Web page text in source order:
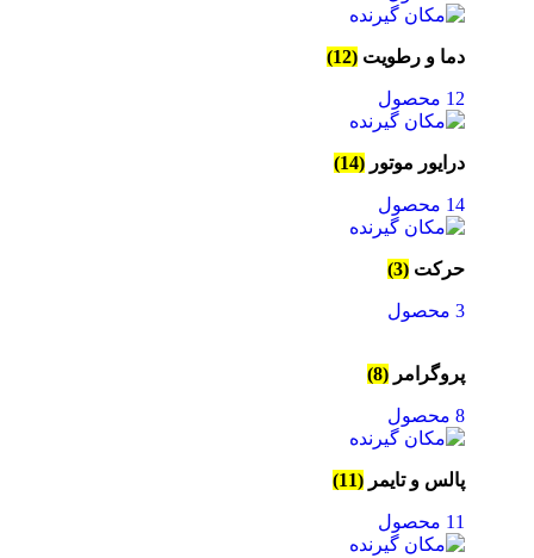
دما و رطویت (12)
12 محصول
درایور موتور (14)
14 محصول
حرکت (3)
3 محصول
پروگرامر (8)
8 محصول
پالس و تایمر (11)
11 محصول